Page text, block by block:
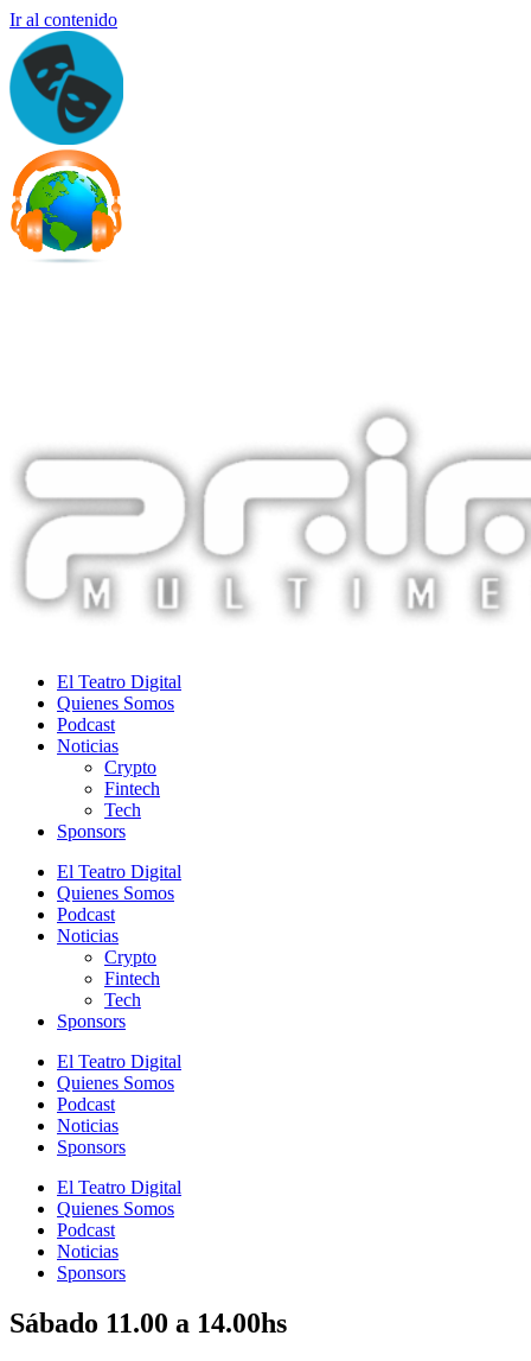
Ir al contenido
El Teatro Digital
Quienes Somos
Podcast
Noticias
Crypto
Fintech
Tech
Sponsors
El Teatro Digital
Quienes Somos
Podcast
Noticias
Crypto
Fintech
Tech
Sponsors
El Teatro Digital
Quienes Somos
Podcast
Noticias
Sponsors
El Teatro Digital
Quienes Somos
Podcast
Noticias
Sponsors
Sábado 11.00 a 14.00hs